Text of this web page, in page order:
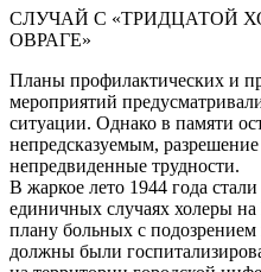
СЛУЧАЙ С «ТРИДЦАТОЙ
ОВРАГЕ»
Планы профилактических и
мероприятий
ситуации. Однако в памяти
непредсказуемым,
непредвиденные трудности.
В жаркое лето 1944 года
единичных случаях холеры
плану больных с подозрением
должны были